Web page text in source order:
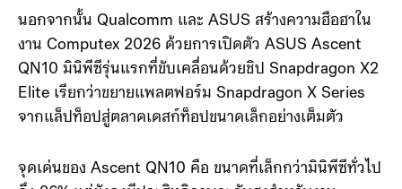
นอกจากนั้น Qualcomm และ ASUS สร้างความฮือฮาใน
งาน Computex 2026 ด้วยการเปิดตัว ASUS Ascent
Elite เรียกว่าขยายแพลตฟอร์ม Snapdragon X Series